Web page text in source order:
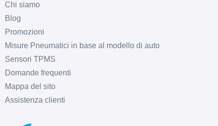
Chi siamo
Blog
Promozioni
Misure Pneumatici in base al modello di auto
Sensori TPMS
Domande frequenti
Mappa del sito
Assistenza clienti